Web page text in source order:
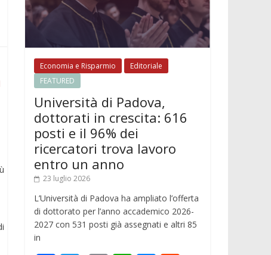
Economia e Risparmio
Editoriale
FEATURED
Università di Padova,
dottorati in crescita: 616
posti e il 96% dei
ricercatori trova lavoro
entro un anno
23 luglio 2026
L’Università di Padova ha ampliato l’offerta
di dottorato per l’anno accademico 2026-
2027 con 531 posti già assegnati e altri 85
in